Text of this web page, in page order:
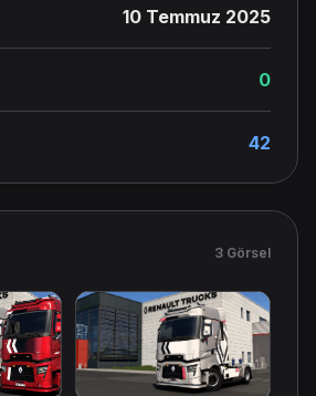
10 Temmuz 2025
0
42
3 Görsel